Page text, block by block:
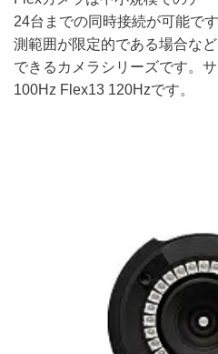
24台までの同時接続が可能で
測範囲が限定的である場合な
できるカメラシリーズです。
100Hz Flex13 120Hzです。